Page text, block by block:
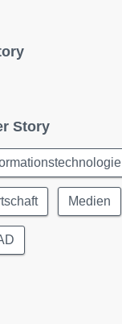
Story
Medien